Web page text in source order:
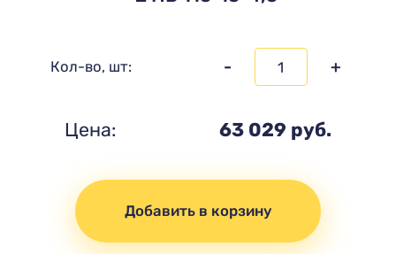
Кол-во, шт: - +
Цена: 63 029 руб.
Добавить в корзину